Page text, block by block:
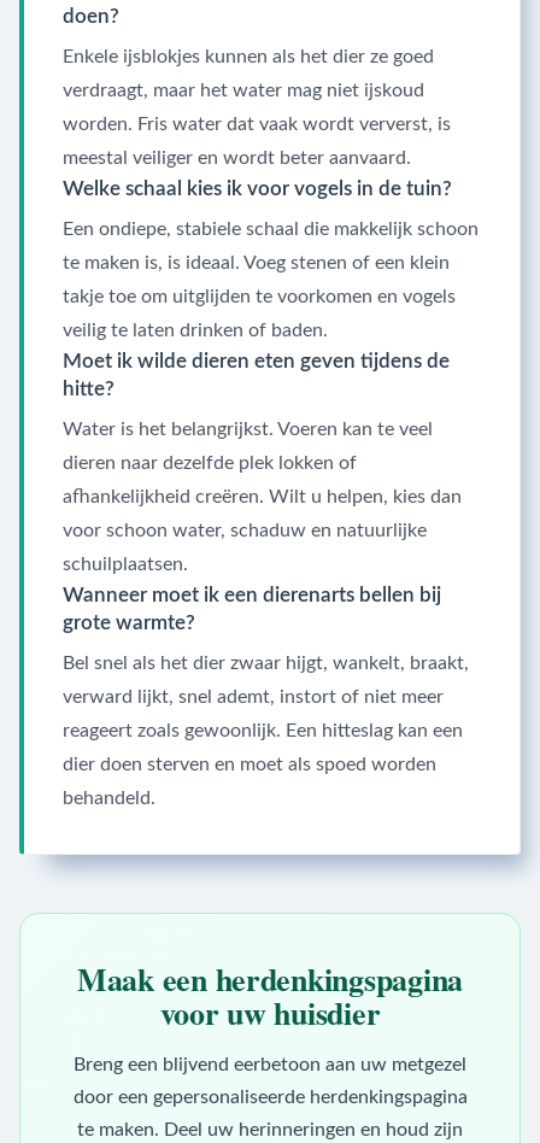
doen?
Enkele ijsblokjes kunnen als het dier ze goed
verdraagt, maar het water mag niet ijskoud
worden. Fris water dat vaak wordt ververst, is
meestal veiliger en wordt beter aanvaard.
Welke schaal kies ik voor vogels in de tuin?
Een ondiepe, stabiele schaal die makkelijk schoon
te maken is, is ideaal. Voeg stenen of een klein
takje toe om uitglijden te voorkomen en vogels
veilig te laten drinken of baden.
Moet ik wilde dieren eten geven tijdens de
hitte?
Water is het belangrijkst. Voeren kan te veel
dieren naar dezelfde plek lokken of
afhankelijkheid creëren. Wilt u helpen, kies dan
voor schoon water, schaduw en natuurlijke
schuilplaatsen.
Wanneer moet ik een dierenarts bellen bij
grote warmte?
Bel snel als het dier zwaar hijgt, wankelt, braakt,
verward lijkt, snel ademt, instort of niet meer
reageert zoals gewoonlijk. Een hitteslag kan een
dier doen sterven en moet als spoed worden
behandeld.
Maak een herdenkingspagina
voor uw huisdier
Breng een blijvend eerbetoon aan uw metgezel
door een gepersonaliseerde herdenkingspagina
te maken. Deel uw herinneringen en houd zijn